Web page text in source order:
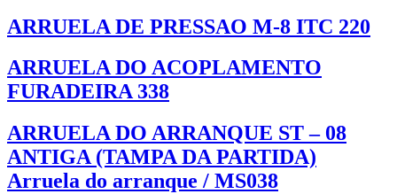
ARRUELA DE PRESSAO M-8 ITC 220
ARRUELA DO ACOPLAMENTO
FURADEIRA 338
ARRUELA DO ARRANQUE ST – 08
ANTIGA (TAMPA DA PARTIDA)
Arruela do arranque / MS038